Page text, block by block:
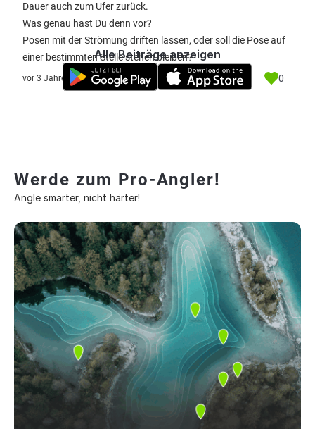
Dauer auch zum Ufer zurück.
Was genau hast Du denn vor?
Posen mit der Strömung driften lassen, oder soll die Pose auf
einer bestimmten Stelle stehen bleiben?
vor 3 Jahre 0
Alle Beiträge anzeigen
Werde zum Pro-Angler!
Angle smarter, nicht härter!